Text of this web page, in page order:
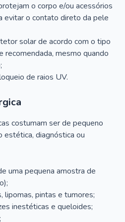
o corpo e/ou acessórios
evitar o contato direto da pele
solar de acordo com o tipo
recomendada, mesmo quando
de raios UV.
costumam ser de pequeno
diagnóstica ou
uma pequena amostra de
lipomas, pintas e tumores;
inestéticas e queloides;